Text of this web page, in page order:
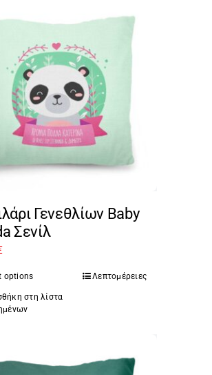
Γενεθλίων Baby
Σενίλ
options Λεπτομέρειες
στη λίστα